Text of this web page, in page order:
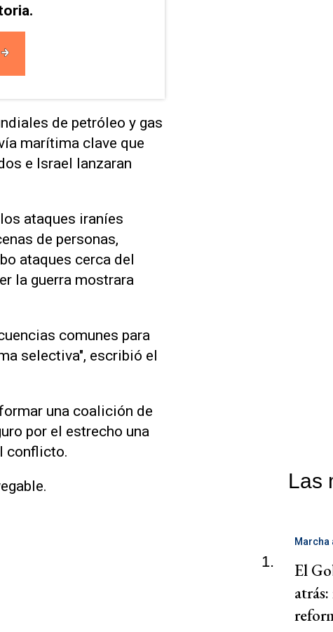
de petróleo y gas
marítima clave que
e Israel lanzaran
ataques iraníes
de personas,
ataques cerca del
la guerra mostrara
comunes para
selectiva", escribió el
una coalición ‌de
por el estrecho una
conflicto.
Las
1.
Marcha
El